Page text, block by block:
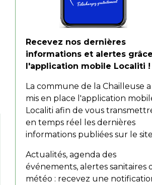
Recevez nos dernières
informations et alertes
l'application mobile Localiti !
La commune de la Chailleuse a
mis en place l'application
Localiti afin de vous
en temps réel les dernières
informations publiées sur le
Actualités, agenda des
événements, alertes sanitaires
météo : recevez une